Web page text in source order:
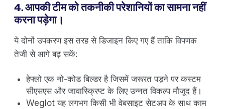
4. आपकी टीम को तकनीकी परेशानियों का सामना नहीं
करना पड़ेगा।
ये दोनों उपकरण इस तरह से डिजाइन किए गए हैं ताकि विपणक
तेजी से आगे बढ़ सकें:
हेफ्लो एक नो-कोड बिल्डर है जिसमें जरूरत पड़ने पर कस्टम
सीएसएस और जावास्क्रिप्ट के लिए उन्नत विकल्प मौजूद हैं।
Weglot यह लगभग किसी भी वेबसाइट सेटअप के साथ काम